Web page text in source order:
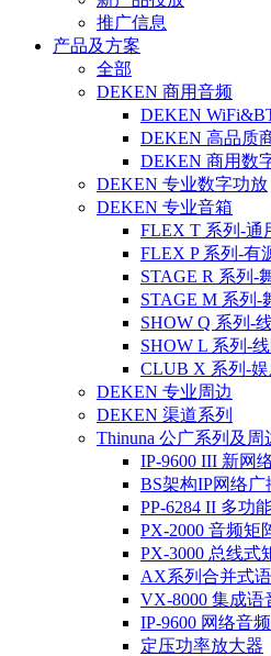
推广信息
产品及方案
全部
DEKEN 商用音频
DEKEN
DEKEN 高品质
DEKEN 商用数
DEKEN 专业数字功放
DEKEN 专业音箱
FLEX T 系列-通
FLEX P 系列-有
STAGE R 系列-
STAGE M 系列-
SHOW Q 系列-
SHOW L 系列-
CLUB X 系列-
DEKEN 专业周边
DEKEN 渠道系列
Thinuna 公广系列及周
IP-9600 III 新网
BS架构IP网络广
PP-6284 II 多功
PX-2000 音频矩
PX-3000 总线式
AX系列合并式
VX-8000 集成语
IP-9600 网络音
定压功率放大器